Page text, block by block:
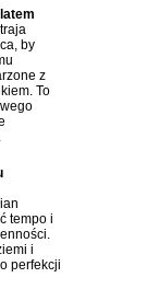
by
z
To
tempo i
i
perfekcji